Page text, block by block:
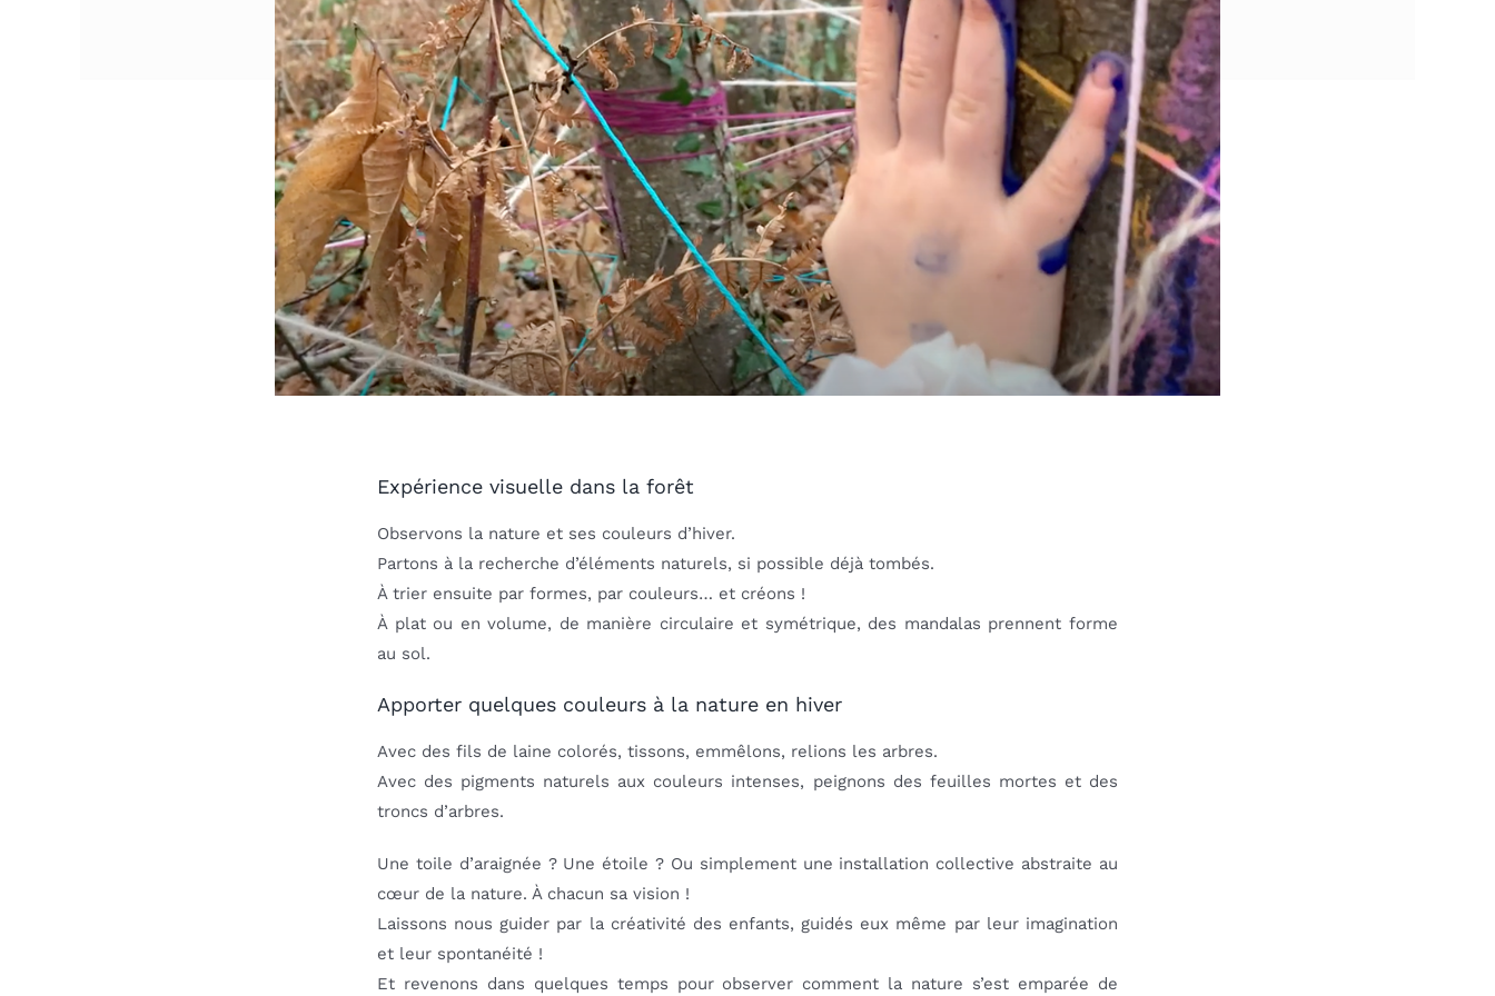
Expérience visuelle dans la forêt
Observons la nature et ses couleurs d’hiver.
Partons à la recherche d’éléments naturels, si possible déjà tombés.
À trier ensuite par formes, par couleurs… et créons !
À plat ou en volume, de manière circulaire et symétrique, des mandalas prennent forme
au sol.
Apporter quelques couleurs à la nature en hiver
Avec des fils de laine colorés, tissons, emmêlons, relions les arbres.
Avec des pigments naturels aux couleurs intenses, peignons des feuilles mortes et des
troncs d’arbres.
Une toile d’araignée ? Une étoile ? Ou simplement une installation collective abstraite au
cœur de la nature. À chacun sa vision !
Laissons nous guider par la créativité des enfants, guidés eux même par leur imagination
et leur spontanéité !
Et revenons dans quelques temps pour observer comment la nature s’est emparée de